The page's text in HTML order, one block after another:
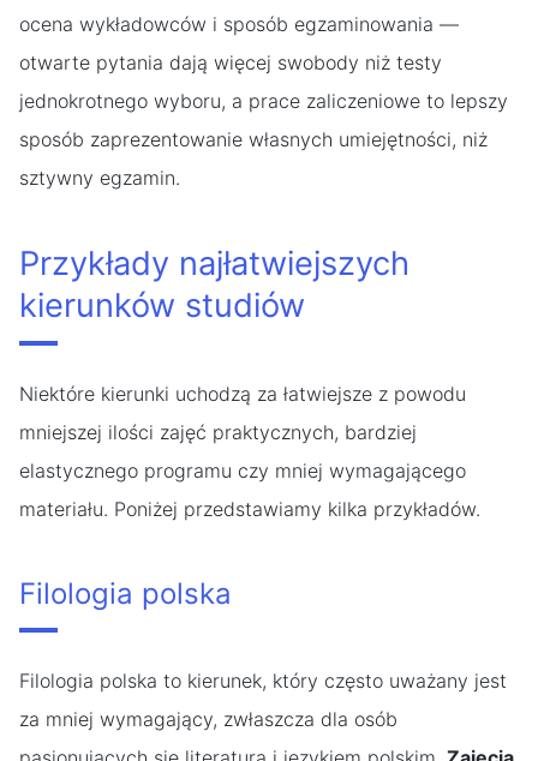
ocena wykładowców i sposób egzaminowania —
otwarte pytania dają więcej swobody niż testy
jednokrotnego wyboru, a prace zaliczeniowe to lepszy
sposób zaprezentowanie własnych umiejętności, niż
sztywny egzamin.
Przykłady najłatwiejszych
kierunków studiów
Niektóre kierunki uchodzą za łatwiejsze z powodu
mniejszej ilości zajęć praktycznych, bardziej
elastycznego programu czy mniej wymagającego
materiału. Poniżej przedstawiamy kilka przykładów.
Filologia polska
Filologia polska to kierunek, który często uważany jest
za mniej wymagający, zwłaszcza dla osób